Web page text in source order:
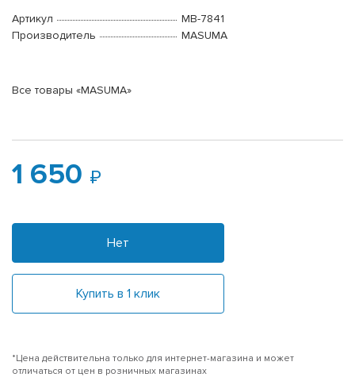
Артикул
MB-7841
Производитель
MASUMA
Все товары «MASUMA»
1 650
Нет
Купить в 1 клик
*Цена действительна только для интернет-магазина и может
отличаться от цен в розничных магазинах